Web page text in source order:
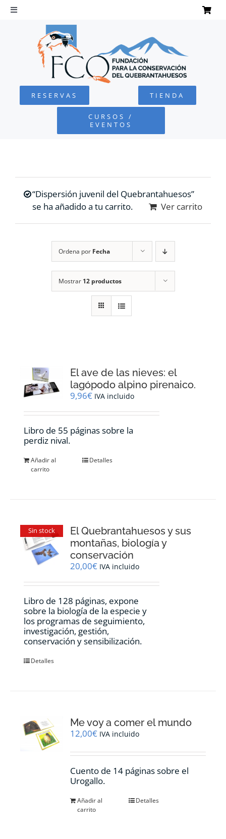
Saltar
Toggle
Navigation
QUEBRANTAHUESOS
FUNDACIÓN
COLABORA
RESERVAS TIENDA
CURSOS /
EVENTOS
“Dispersión juvenil del Quebrantahuesos”
se ha añadido a tu carrito.
Ver carrito
Ordena por Fecha
Mostrar 12 productos
El ave de las nieves: el
lagópodo alpino pirenaico.
9,96€ IVA incluido
Libro de 55 páginas sobre la
perdiz nival.
Añadir al
carrito
Detalles
Sin stock
El Quebrantahuesos y sus
montañas, biología y
conservación
20,00€ IVA incluido
Libro de 128 páginas, expone
sobre la biología de la especie y
los programas de seguimiento,
investigación, gestión,
conservación y sensibilización.
Detalles
Me voy a comer el mundo
12,00€ IVA incluido
Cuento de 14 páginas sobre el
Urogallo.
Añadir al
carrito
Detalles